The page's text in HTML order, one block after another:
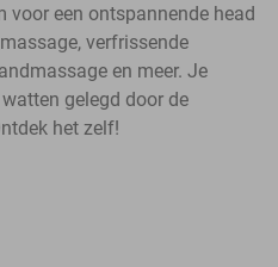
voor een ontspannende head
verfrissende
en meer. Je
gelegd door de
het zelf!